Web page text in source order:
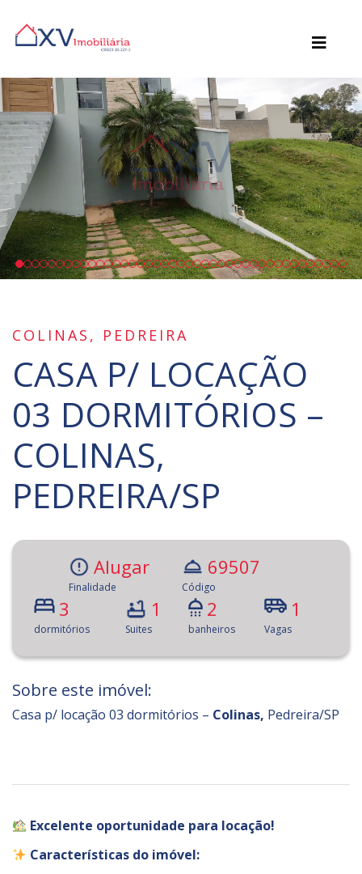
COLINAS, PEDREIRA
CASA P/ LOCAÇÃO
03 DORMITÓRIOS –
COLINAS,
PEDREIRA/SP
Alugar
Finalidade
69507
Código
3
dormitórios
1
Suites
2
banheiros
1
Vagas
Sobre este imóvel:
Casa p/ locação 03 dormitórios – Colinas, Pedreira/SP
Excelente oportunidade para locação!
Características do imóvel: